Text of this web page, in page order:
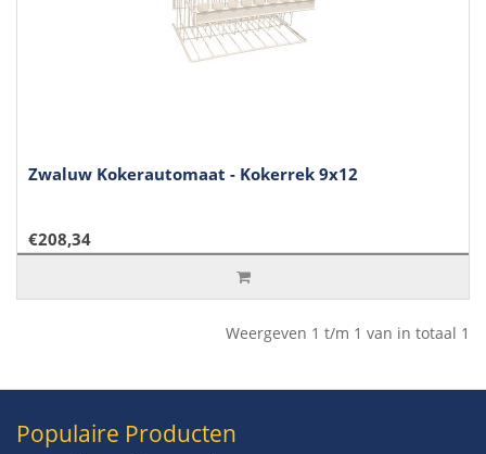
Zwaluw Kokerautomaat - Kokerrek 9x12
€208,34
Weergeven 1 t/m 1 van in totaal 1
Populaire Producten